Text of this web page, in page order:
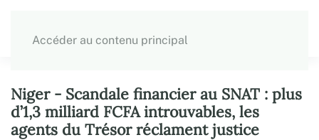
Accéder au contenu principal
Niger - Scandale financier au SNAT : plus
d’1,3 milliard FCFA introuvables, les
agents du Trésor réclament justice